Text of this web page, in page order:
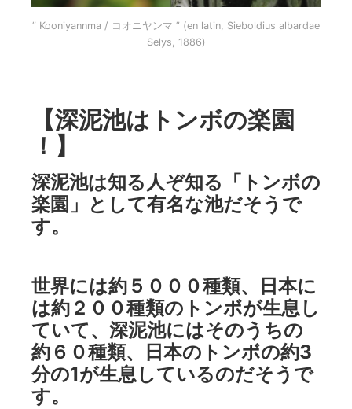
” Kooniyannma / コオニヤンマ ” (en latin, Sieboldius albardae
Selys, 1886)
【深泥池はトンボの楽園
！】
深泥池は知る人ぞ知る「トンボの
楽園」として有名な池だそうで
す。
世界には約５０００種類、日本に
は約２００種類のトンボが生息し
ていて、深泥池にはそのうちの
約６０種類、日本のトンボの約3
分の1が生息しているのだそうで
す。